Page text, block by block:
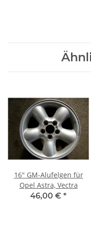
16" GM-Alufelgen für
Opel Astra, Vectra
46,00 € *